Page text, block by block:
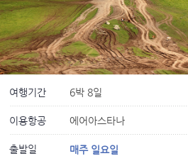
여행기간 6박 8일
이용항공 에어아스타나
출발일 매주 일요일